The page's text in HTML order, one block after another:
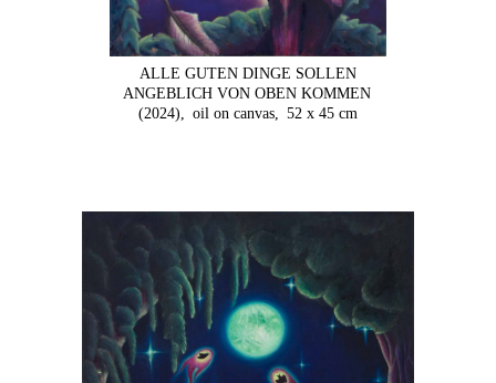
ALLE GUTEN DINGE SOLLEN
ANGEBLICH VON OBEN KOMMEN
(2024),
oil on canvas, 52 x 45 cm